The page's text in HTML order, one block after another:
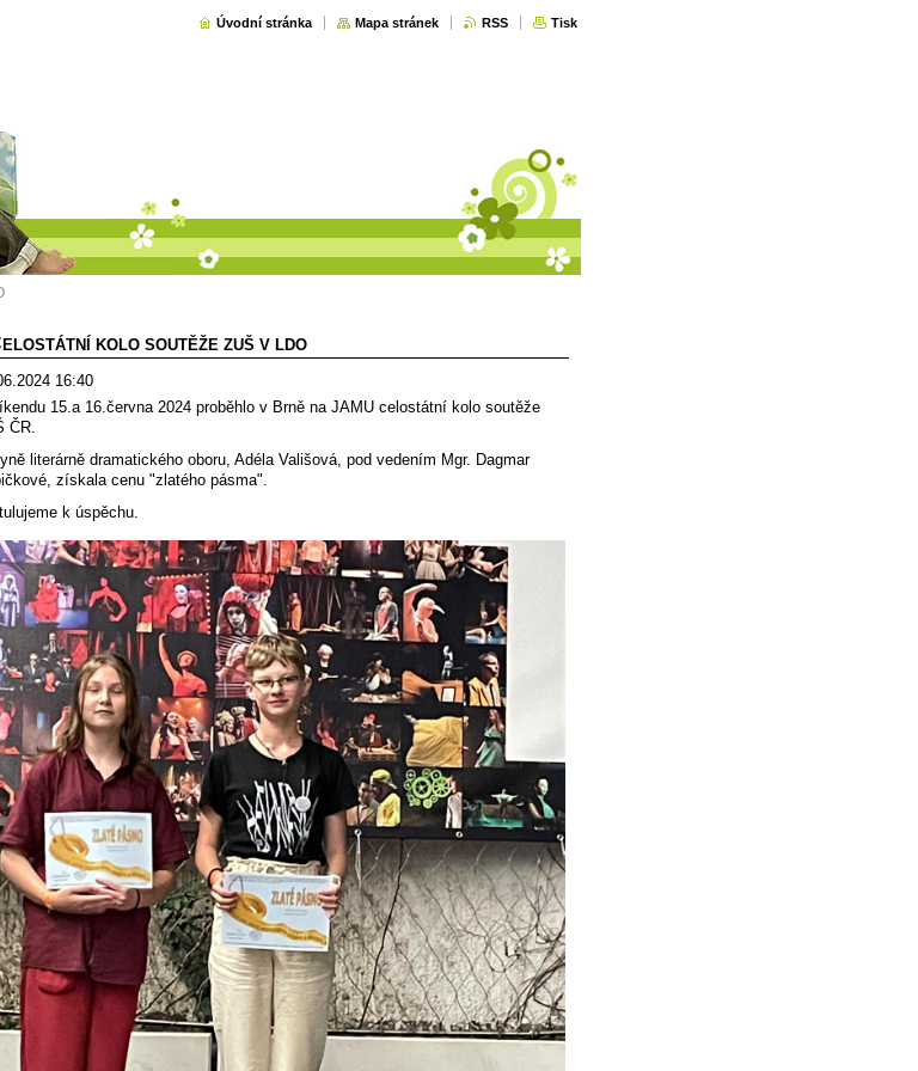
Úvodní stránka Mapa stránek RSS Tisk
ELOSTÁTNÍ KOLO SOUTĚŽE ZUŠ V LDO
16:40
15.a 16.června 2024 proběhlo v Brně na JAMU celostátní kolo soutěže
ČR.
literárně dramatického oboru, Adéla Vališová, pod vedením Mgr. Dagmar
získala cenu "zlatého pásma".
k úspěchu.